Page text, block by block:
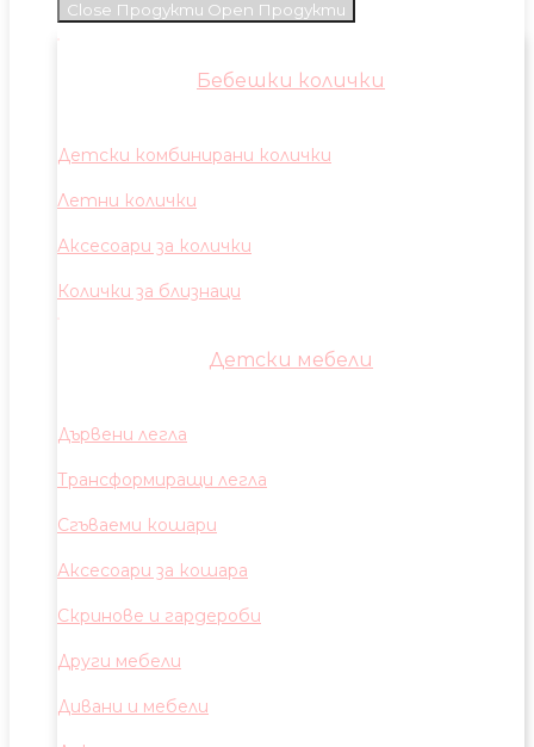
Close Продукти Open Продукти
Бебешки колички
Детски комбинирани колички
Летни колички
Аксесоари за колички
Колички за близнаци
Детски мебели
Дървени легла
Трансформиращи легла
Сгъваеми кошари
Аксесоари за кошара
Скринове и гардероби
Други мебели
Дивани и мебели